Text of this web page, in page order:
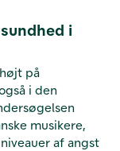
i
på
i den
musikere,
af angst